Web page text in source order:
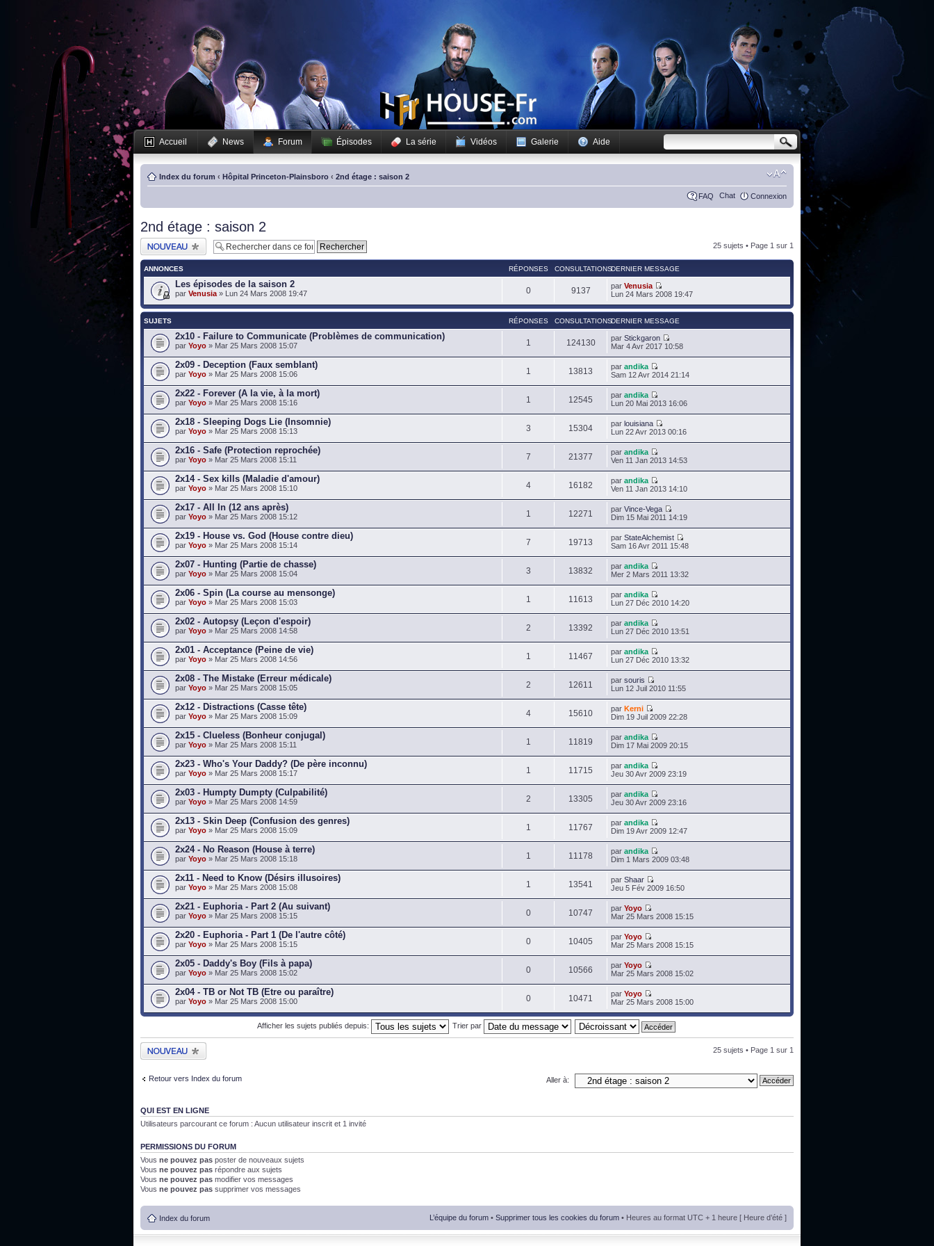
Accueil News Forum Épisodes La série Vidéos Galerie Aide
Index du forum ‹ Hôpital Princeton-Plainsboro ‹ 2nd étage : saison 2
FAQ Chat Connexion
2nd étage : saison 2
Publier un nouveau
sujet
25 sujets • Page 1 sur 1
ANNONCES RÉPONSES CONSULTATIONSDERNIER MESSAGE
Les épisodes de la saison 2
par Venusia » Lun 24 Mars 2008 19:47 0 9137 par Venusia
Lun 24 Mars 2008 19:47
SUJETS RÉPONSES CONSULTATIONSDERNIER MESSAGE
2x10 - Failure to Communicate (Problèmes de communication)
par Yoyo » Mar 25 Mars 2008 15:07 1 124130 par Stickgaron
Mar 4 Avr 2017 10:58
2x09 - Deception (Faux semblant)
par Yoyo » Mar 25 Mars 2008 15:06 1 13813 par andika
Sam 12 Avr 2014 21:14
2x22 - Forever (A la vie, à la mort)
par Yoyo » Mar 25 Mars 2008 15:16 1 12545 par andika
Lun 20 Mai 2013 16:06
2x18 - Sleeping Dogs Lie (Insomnie)
par Yoyo » Mar 25 Mars 2008 15:13 3 15304 par louisiana
Lun 22 Avr 2013 00:16
2x16 - Safe (Protection reprochée)
par Yoyo » Mar 25 Mars 2008 15:11 7 21377 par andika
Ven 11 Jan 2013 14:53
2x14 - Sex kills (Maladie d'amour)
par Yoyo » Mar 25 Mars 2008 15:10 4 16182 par andika
Ven 11 Jan 2013 14:10
2x17 - All In (12 ans après)
par Yoyo » Mar 25 Mars 2008 15:12 1 12271 par Vince-Vega
Dim 15 Mai 2011 14:19
2x19 - House vs. God (House contre dieu)
par Yoyo » Mar 25 Mars 2008 15:14 7 19713 par StateAlchemist
Sam 16 Avr 2011 15:48
2x07 - Hunting (Partie de chasse)
par Yoyo » Mar 25 Mars 2008 15:04 3 13832 par andika
Mer 2 Mars 2011 13:32
2x06 - Spin (La course au mensonge)
par Yoyo » Mar 25 Mars 2008 15:03 1 11613 par andika
Lun 27 Déc 2010 14:20
2x02 - Autopsy (Leçon d'espoir)
par Yoyo » Mar 25 Mars 2008 14:58 2 13392 par andika
Lun 27 Déc 2010 13:51
2x01 - Acceptance (Peine de vie)
par Yoyo » Mar 25 Mars 2008 14:56 1 11467 par andika
Lun 27 Déc 2010 13:32
2x08 - The Mistake (Erreur médicale)
par Yoyo » Mar 25 Mars 2008 15:05 2 12611 par souris
Lun 12 Juil 2010 11:55
2x12 - Distractions (Casse tête)
par Yoyo » Mar 25 Mars 2008 15:09 4 15610 par Kerni
Dim 19 Juil 2009 22:28
2x15 - Clueless (Bonheur conjugal)
par Yoyo » Mar 25 Mars 2008 15:11 1 11819 par andika
Dim 17 Mai 2009 20:15
2x23 - Who's Your Daddy? (De père inconnu)
par Yoyo » Mar 25 Mars 2008 15:17 1 11715 par andika
Jeu 30 Avr 2009 23:19
2x03 - Humpty Dumpty (Culpabilité)
par Yoyo » Mar 25 Mars 2008 14:59 2 13305 par andika
Jeu 30 Avr 2009 23:16
2x13 - Skin Deep (Confusion des genres)
par Yoyo » Mar 25 Mars 2008 15:09 1 11767 par andika
Dim 19 Avr 2009 12:47
2x24 - No Reason (House à terre)
par Yoyo » Mar 25 Mars 2008 15:18 1 11178 par andika
Dim 1 Mars 2009 03:48
2x11 - Need to Know (Désirs illusoires)
par Yoyo » Mar 25 Mars 2008 15:08 1 13541 par Shaar
Jeu 5 Fév 2009 16:50
2x21 - Euphoria - Part 2 (Au suivant)
par Yoyo » Mar 25 Mars 2008 15:15 0 10747 par Yoyo
Mar 25 Mars 2008 15:15
2x20 - Euphoria - Part 1 (De l'autre côté)
par Yoyo » Mar 25 Mars 2008 15:15 0 10405 par Yoyo
Mar 25 Mars 2008 15:15
2x05 - Daddy's Boy (Fils à papa)
par Yoyo » Mar 25 Mars 2008 15:02 0 10566 par Yoyo
Mar 25 Mars 2008 15:02
2x04 - TB or Not TB (Etre ou paraître)
par Yoyo » Mar 25 Mars 2008 15:00 0 10471 par Yoyo
Mar 25 Mars 2008 15:00
Afficher les sujets publiés depuis: Trier par
Publier un nouveau
sujet
25 sujets • Page 1 sur 1
Retour vers Index du forum Aller à:
QUI EST EN LIGNE
Utilisateurs parcourant ce forum : Aucun utilisateur inscrit et 1 invité
PERMISSIONS DU FORUM
Vous ne pouvez pas poster de nouveaux sujets
Vous ne pouvez pas répondre aux sujets
Vous ne pouvez pas modifier vos messages
Vous ne pouvez pas supprimer vos messages
Index du forum L’équipe du forum • Supprimer tous les cookies du forum • Heures au format UTC + 1 heure [ Heure d’été ]